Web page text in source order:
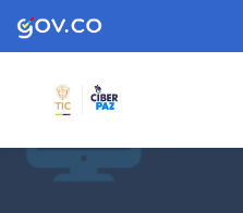
Skip to navigation
Skip to login form
Skip to footer
Saltar al contenido principal
- Design
Página Principal
- Design Thinking y